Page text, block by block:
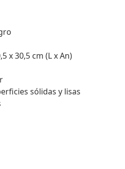
x 30,5 cm (L x An)
sólidas y lisas